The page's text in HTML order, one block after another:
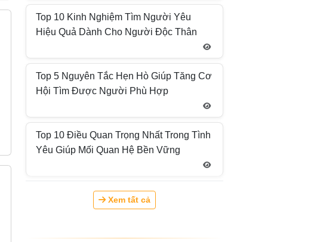
Top 10 Kinh Nghiệm Tìm Người Yêu
Hiệu Quả Dành Cho Người Độc Thân
Top 5 Nguyên Tắc Hẹn Hò Giúp Tăng Cơ
Hội Tìm Được Người Phù Hợp
Top 10 Điều Quan Trọng Nhất Trong Tình
Yêu Giúp Mối Quan Hệ Bền Vững
Xem tất cả